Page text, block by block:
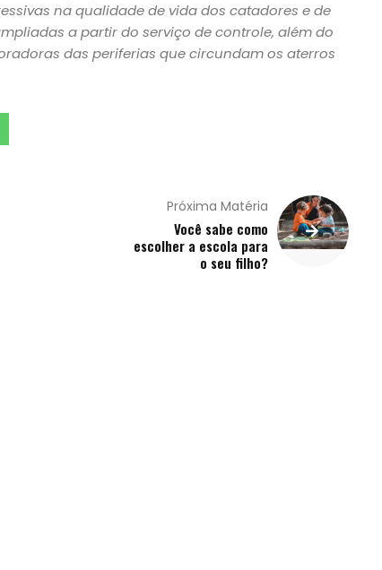
na qualidade de vida dos catadores e de
a partir do serviço de controle, além do
das periferias que circundam os aterros
Próxima Matéria
Você sabe como
escolher a escola para
o seu filho?